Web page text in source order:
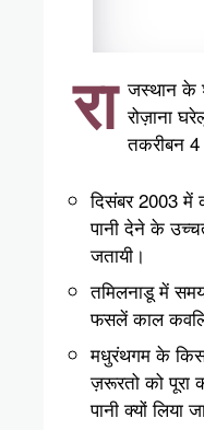
रा जस्थान के
रोज़ाना
तकरीबन
दिसंबर 2003 में
पानी देने के
जतायी।
तमिलनाडू में
फसलें काल
मधुरंथगम के
ज़रूरतो को
पानी क्यों लिया